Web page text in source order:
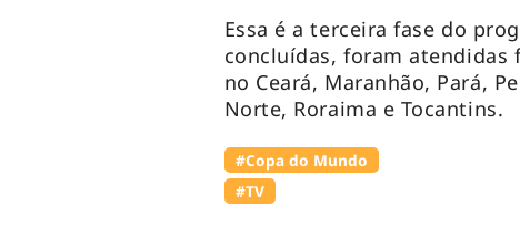
Essa é a terceira fase do
concluídas, foram atendidas
no Ceará, Maranhão, Pará,
Norte, Roraima e Tocantins.
#Copa do Mundo
#TV